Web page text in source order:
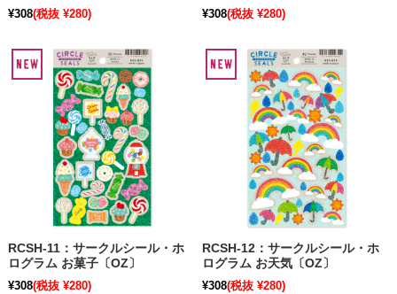
¥308(税抜 ¥280)
¥308(税抜 ¥280)
RCSH-11：サークルシール・ホ
ログラム お菓子〔OZ〕
¥308(税抜 ¥280)
RCSH-12：サークルシール・ホ
ログラム お天気〔OZ〕
¥308(税抜 ¥280)